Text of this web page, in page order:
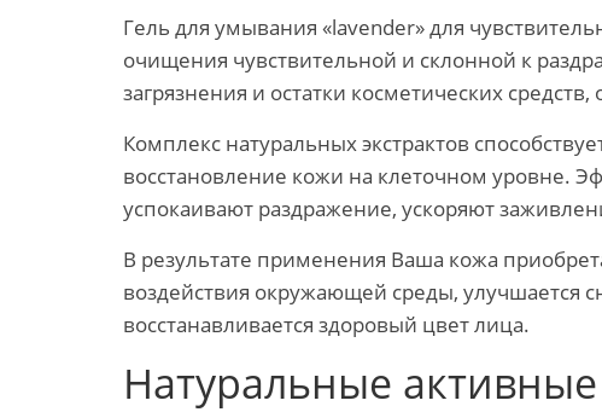
Гель для умывания «lavender» для
очищения чувствительной и склонной к
загрязнения и остатки косметических
Комплекс натуральных экстрактов
восстановление кожи на клеточном уровне.
успокаивают раздражение, ускоряют
В результате применения Ваша кожа
воздействия окружающей среды, улучшается
восстанавливается здоровый цвет лица.
Натуральные